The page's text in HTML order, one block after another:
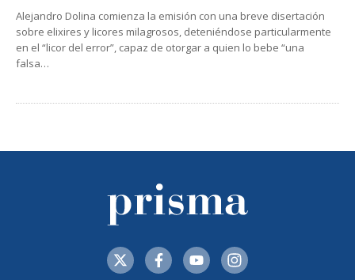
Alejandro Dolina comienza la emisión con una breve disertación
sobre elixires y licores milagrosos, deteniéndose particularmente
en el “licor del error”, capaz de otorgar a quien lo bebe “una
falsa…